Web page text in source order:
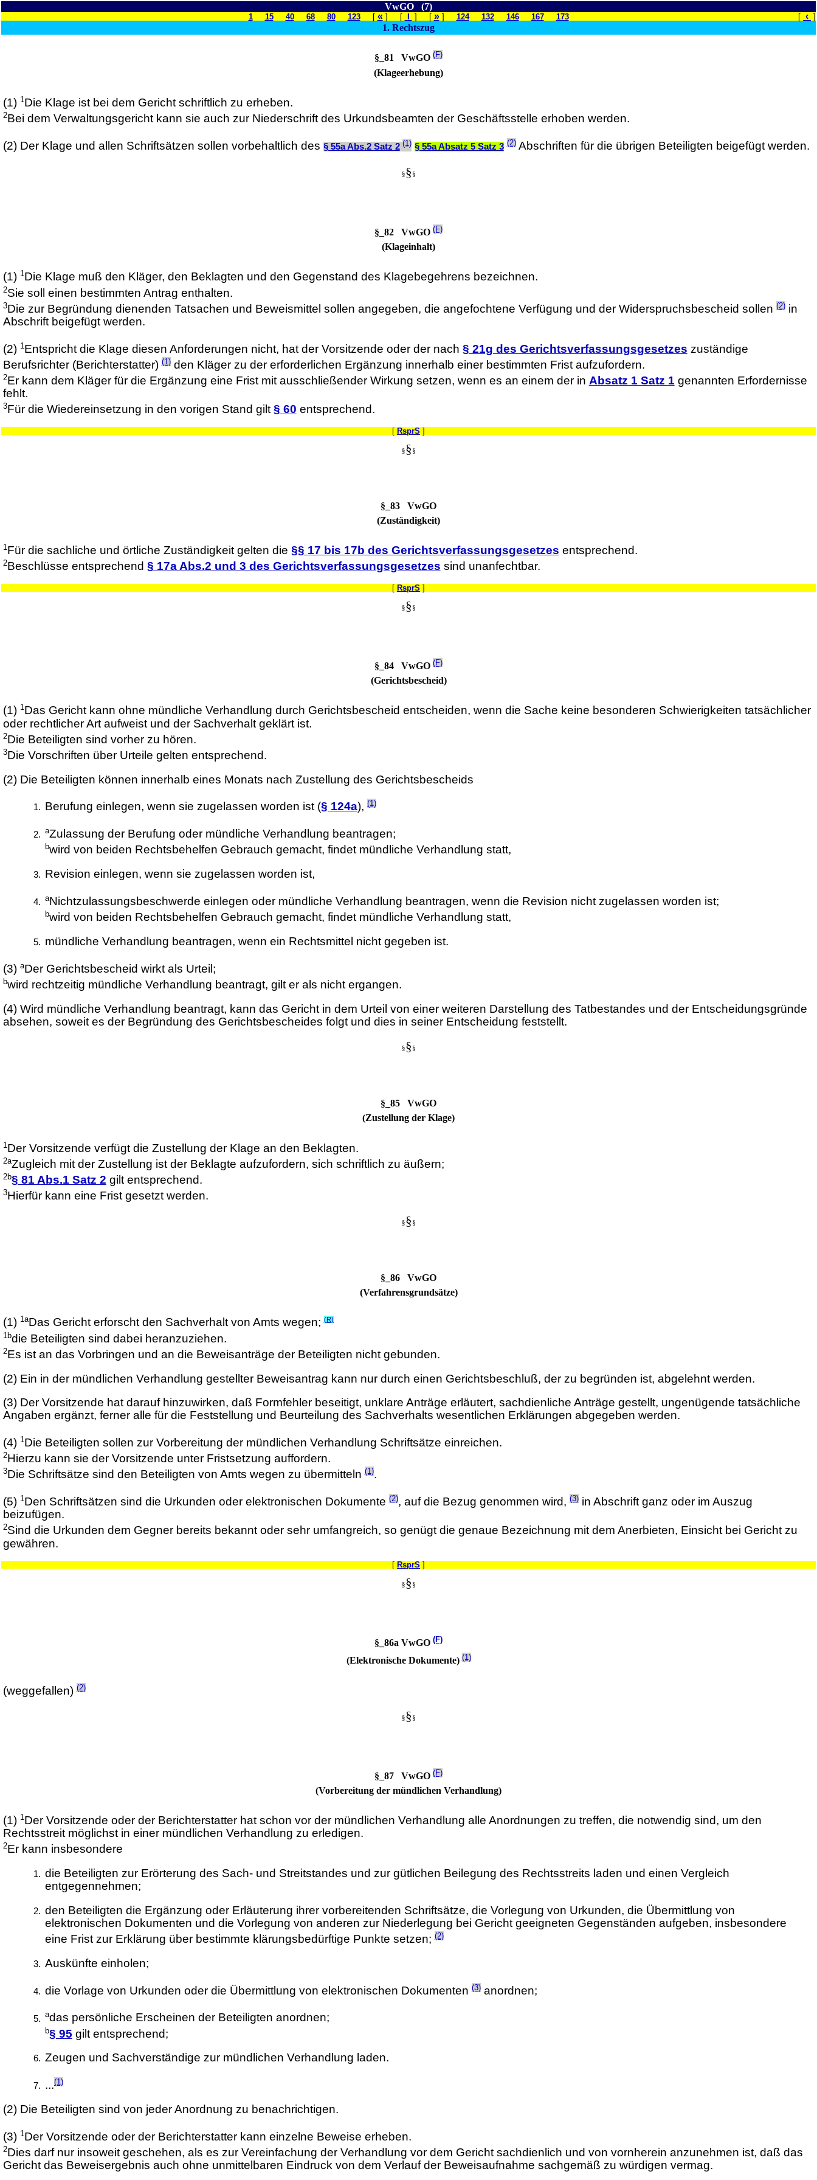
VwGO (7)
1 15 40 68 80 123[ « ] [ ] [ »] 124 132 146 167 173 [ ‹ ]
1. Rechtszug
§_81 VwGO (F)
(Klageerhebung)
(1) 1Die Klage ist bei dem Gericht schriftlich zu erheben.
2Bei dem Verwaltungsgericht kann sie auch zur Niederschrift des Urkundsbeamten der Geschäftsstelle erhoben werden.
(2) Der Klage und allen Schriftsätzen sollen vorbehaltlich des § 55a Abs.2 Satz 2 (1) § 55a Absatz 5 Satz 3 (2)Abschriften für die übrigen Beteiligten beigefügt werden.
§§ §
§_82 VwGO (F)
(Klageinhalt)
(1) 1Die Klage muß den Kläger, den Beklagten und den Gegenstand des Klagebegehrens bezeichnen.
2Sie soll einen bestimmten Antrag enthalten.
3Die zur Begründung dienenden Tatsachen und Beweismittel sollen angegeben, die angefochtene Verfügung und der Widerspruchsbescheid sollen(2)in
Abschrift beigefügt werden.
(2) 1Entspricht die Klage diesen Anforderungen nicht, hat der Vorsitzende oder der nach § 21g des Gerichtsverfassungsgesetzes zuständige
Berufsrichter (Berichterstatter)(1)den Kläger zu der erforderlichen Ergänzung innerhalb einer bestimmten Frist aufzufordern.
2Er kann dem Kläger für die Ergänzung eine Frist mit ausschließender Wirkung setzen, wenn es an einem der in Absatz 1 Satz 1 genannten Erfordernisse
fehlt.
3Für die Wiedereinsetzung in den vorigen Stand gilt§ 60 entsprechend.
[ RsprS ]
§§ §
§_83 VwGO
(Zuständigkeit)
1Für die sachliche und örtliche Zuständigkeit gelten die §§ 17 bis 17b des Gerichtsverfassungsgesetzes entsprechend.
2Beschlüsse entsprechend § 17a Abs.2 und 3 des Gerichtsverfassungsgesetzes sind unanfechtbar.
[ RsprS ]
§§ §
§_84 VwGO (F)
(Gerichtsbescheid)
(1) 1Das Gericht kann ohne mündliche Verhandlung durch Gerichtsbescheid entscheiden, wenn die Sache keine besonderen Schwierigkeiten tatsächlicher
oder rechtlicher Art aufweist und der Sachverhalt geklärt ist.
2Die Beteiligten sind vorher zu hören.
3Die Vorschriften über Urteile gelten entsprechend.
(2) Die Beteiligten können innerhalb eines Monats nach Zustellung des Gerichtsbescheids
Berufung einlegen, wenn sie zugelassen worden ist (§ 124a), (1)
aZulassung der Berufung oder mündliche Verhandlung beantragen;
bwird von beiden Rechtsbehelfen Gebrauch gemacht, findet mündliche Verhandlung statt,
Revision einlegen, wenn sie zugelassen worden ist,
aNichtzulassungsbeschwerde einlegen oder mündliche Verhandlung beantragen, wenn die Revision nicht zugelassen worden ist;
bwird von beiden Rechtsbehelfen Gebrauch gemacht, findet mündliche Verhandlung statt,
mündliche Verhandlung beantragen, wenn ein Rechtsmittel nicht gegeben ist.
(3) aDer Gerichtsbescheid wirkt als Urteil;
bwird rechtzeitig mündliche Verhandlung beantragt, gilt er als nicht ergangen.
(4) Wird mündliche Verhandlung beantragt, kann das Gericht in dem Urteil von einer weiteren Darstellung des Tatbestandes und der Entscheidungsgründe
absehen, soweit es der Begründung des Gerichtsbescheides folgt und dies in seiner Entscheidung feststellt.
§§ §
§_85 VwGO
(Zustellung der Klage)
1Der Vorsitzende verfügt die Zustellung der Klage an den Beklagten.
2aZugleich mit der Zustellung ist der Beklagte aufzufordern, sich schriftlich zu äußern;
2b§ 81 Abs.1 Satz 2 gilt entsprechend.
3Hierfür kann eine Frist gesetzt werden.
§§ §
§_86 VwGO
(Verfahrensgrundsätze)
(1) 1aDas Gericht erforscht den Sachverhalt von Amts wegen;(R)
1bdie Beteiligten sind dabei heranzuziehen.
2Es ist an das Vorbringen und an die Beweisanträge der Beteiligten nicht gebunden.
(2) Ein in der mündlichen Verhandlung gestellter Beweisantrag kann nur durch einen Gerichtsbeschluß, der zu begründen ist, abgelehnt werden.
(3) Der Vorsitzende hat darauf hinzuwirken, daß Formfehler beseitigt, unklare Anträge erläutert, sachdienliche Anträge gestellt, ungenügende tatsächliche
Angaben ergänzt, ferner alle für die Feststellung und Beurteilung des Sachverhalts wesentlichen Erklärungen abgegeben werden.
(4) 1Die Beteiligten sollen zur Vorbereitung der mündlichen Verhandlung Schriftsätze einreichen.
2Hierzu kann sie der Vorsitzende unter Fristsetzung auffordern.
3Die Schriftsätze sind den Beteiligten von Amts wegen zu übermitteln(1).
(5) 1Den Schriftsätzen sind die Urkunden oder elektronischen Dokumente(2), auf die Bezug genommen wird,(3)in Abschrift ganz oder im Auszug
beizufügen.
2Sind die Urkunden dem Gegner bereits bekannt oder sehr umfangreich, so genügt die genaue Bezeichnung mit dem Anerbieten, Einsicht bei Gericht zu
gewähren.
[ RsprS ]
§§ §
§_86a VwGO (F)
(Elektronische Dokumente)(1)
(weggefallen)(2)
§§ §
§_87 VwGO (F)
(Vorbereitung der mündlichen Verhandlung)
(1) 1Der Vorsitzende oder der Berichterstatter hat schon vor der mündlichen Verhandlung alle Anordnungen zu treffen, die notwendig sind, um den
Rechtsstreit möglichst in einer mündlichen Verhandlung zu erledigen.
2Er kann insbesondere
die Beteiligten zur Erörterung des Sach- und Streitstandes und zur gütlichen Beilegung des Rechtsstreits laden und einen Vergleich
entgegennehmen;
den Beteiligten die Ergänzung oder Erläuterung ihrer vorbereitenden Schriftsätze, die Vorlegung von Urkunden, die Übermittlung von
elektronischen Dokumenten und die Vorlegung von anderen zur Niederlegung bei Gericht geeigneten Gegenständen aufgeben, insbesondere
eine Frist zur Erklärung über bestimmte klärungsbedürftige Punkte setzen; (2)
Auskünfte einholen;
die Vorlage von Urkunden oder die Übermittlung von elektronischen Dokumenten (3)anordnen;
adas persönliche Erscheinen der Beteiligten anordnen;
b§ 95 gilt entsprechend;
Zeugen und Sachverständige zur mündlichen Verhandlung laden.
...(1)
(2) Die Beteiligten sind von jeder Anordnung zu benachrichtigen.
(3) 1Der Vorsitzende oder der Berichterstatter kann einzelne Beweise erheben.
2Dies darf nur insoweit geschehen, als es zur Vereinfachung der Verhandlung vor dem Gericht sachdienlich und von vornherein anzunehmen ist, daß das
Gericht das Beweisergebnis auch ohne unmittelbaren Eindruck von dem Verlauf der Beweisaufnahme sachgemäß zu würdigen vermag.